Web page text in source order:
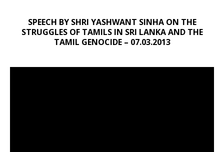
SPEECH BY SHRI YASHWANT SINHA ON THE
STRUGGLES OF TAMILS IN SRI LANKA AND THE
TAMIL GENOCIDE – 07.03.2013